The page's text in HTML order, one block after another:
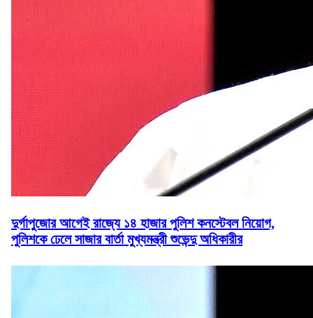
দুর্গাপুজোর আগেই রাজ্যে ১৪ হাজার পুলিশ কনস্টেবল নিয়োগ,
পুলিশকে ঢেলে সাজার বার্তা মুখ্যমন্ত্রী শুভেন্দু অধিকারীর